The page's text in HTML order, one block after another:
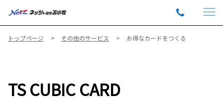
トップページ その他のサービス お得なカードをつくる
TS CUBIC CARD